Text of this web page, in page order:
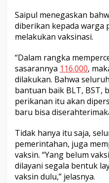
Saipul menegaskan
diberikan kepada warga
melakukan vaksinasi.
“Dalam rangka
sasarannya 116.000,
dilakukan. Bahwa
bantuan baik BLT, BST,
perikanan itu akan
baru bisa
Tidak hanya itu saja,
pemerintahan, juga
vaksin. “Yang belum
dilayani segala bentuk
vaksin dulu,” jelasnya.